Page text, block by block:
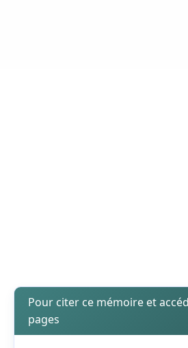
Pour citer ce mémoire et
pages